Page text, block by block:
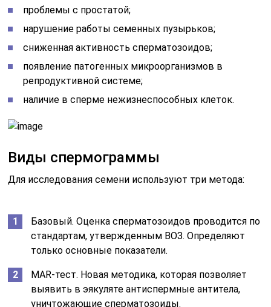
проблемы с простатой;
нарушение работы семенных пузырьков;
сниженная активность сперматозоидов;
появление патогенных микроорганизмов в
репродуктивной системе;
наличие в сперме нежизнеспособных клеток.
Виды спермограммы
Для исследования семени используют три метода:
Базовый. Оценка сперматозоидов проводится по
стандартам, утвержденным ВОЗ. Определяют
только основные показатели.
MAR-тест. Новая методика, которая позволяет
выявить в эякуляте антиспермные антитела,
уничтожающие сперматозоиды.